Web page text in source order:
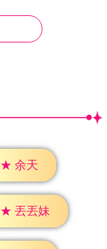
★ 余天
★ 丟丟妹